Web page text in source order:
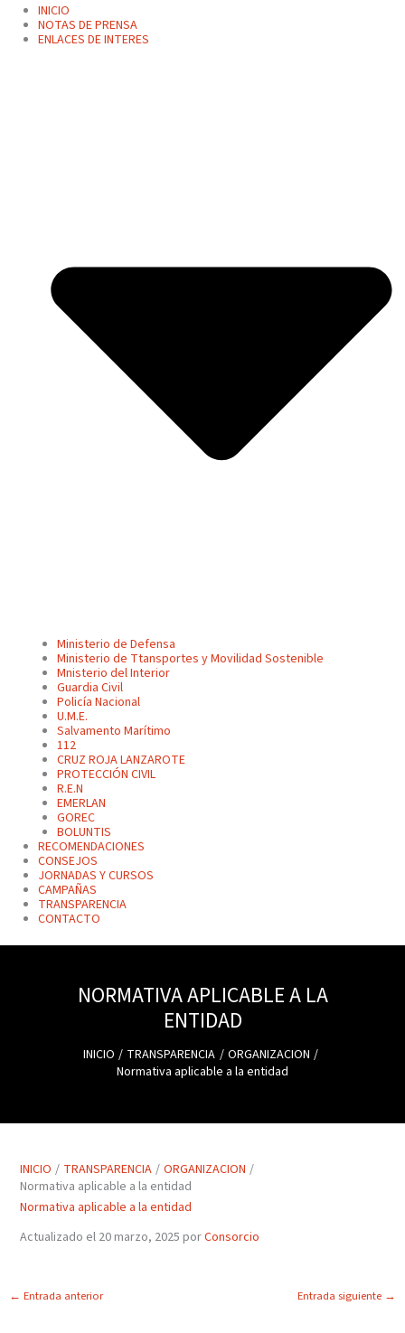
INICIO
NOTAS DE PRENSA
ENLACES DE INTERES
Ministerio de Defensa
Ministerio de Ttansportes y Movilidad Sostenible
Mnisterio del Interior
Guardia Civil
Policía Nacional
U.M.E.
Salvamento Marítimo
112
CRUZ ROJA LANZAROTE
PROTECCIÓN CIVIL
R.E.N
EMERLAN
GOREC
BOLUNTIS
RECOMENDACIONES
CONSEJOS
JORNADAS Y CURSOS
CAMPAÑAS
TRANSPARENCIA
CONTACTO
NORMATIVA APLICABLE A LA
ENTIDAD
INICIO TRANSPARENCIA
ORGANIZACION
Normativa aplicable a la entidad
INICIO TRANSPARENCIA
ORGANIZACION
Normativa aplicable a la entidad
Normativa aplicable a la entidad
Actualizado el 20 marzo, 2025 porConsorcio
← Entrada anterior Entrada siguiente →